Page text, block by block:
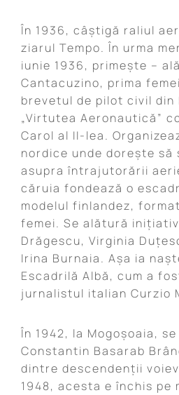
În 1936, câștigă raliul
ziarul Tempo. În urma
iunie 1936, primeşte –
Cantacuzino, prima
brevetul de pilot civil din
„Virtutea Aeronautică”
Carol al II-lea.
nordice unde doreşte să
asupra întrajutorării
căruia fondează o
modelul finlandez,
femei. Se alătură
Drăgescu, Virginia
Irina Burnaia. Așa ia
Escadrilă Albă, cum a
jurnalistul italian Curzio
În 1942, la Mogoşoaia,
Constantin Basarab
dintre descendenţii
1948, acesta e închis pe